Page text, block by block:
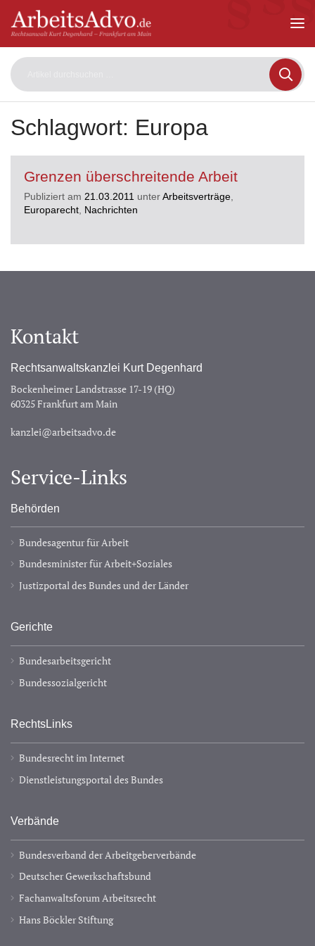
Kurt
Main
Schlagwort: Europa
Grenzen überschreitende Arbeit
Publiziert am21.03.2011 unterArbeitsverträge,
Europarecht, Nachrichten
Kontakt
Rechtsanwaltskanzlei Kurt Degenhard
Bockenheimer Landstrasse 17-19 (HQ)
60325 Frankfurt am Main
kanzlei@arbeitsadvo.de
Service-Links
Behörden
Bundesagentur für Arbeit
Bundesminister für Arbeit+Soziales
Justizportal des Bundes und der Länder
Gerichte
Bundesarbeitsgericht
Bundessozialgericht
RechtsLinks
Bundesrecht im Internet
Dienstleistungsportal des Bundes
Verbände
Bundesverband der Arbeitgeberverbände
Deutscher Gewerkschaftsbund
Fachanwaltsforum Arbeitsrecht
Hans Böckler Stiftung